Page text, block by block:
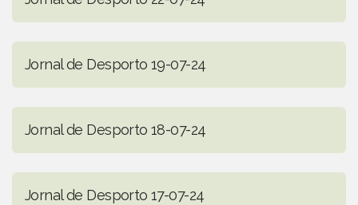
Jornal de Desporto 19-07-24
Jornal de Desporto 18-07-24
Jornal de Desporto 17-07-24